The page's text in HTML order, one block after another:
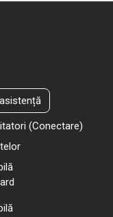
(Conectare)